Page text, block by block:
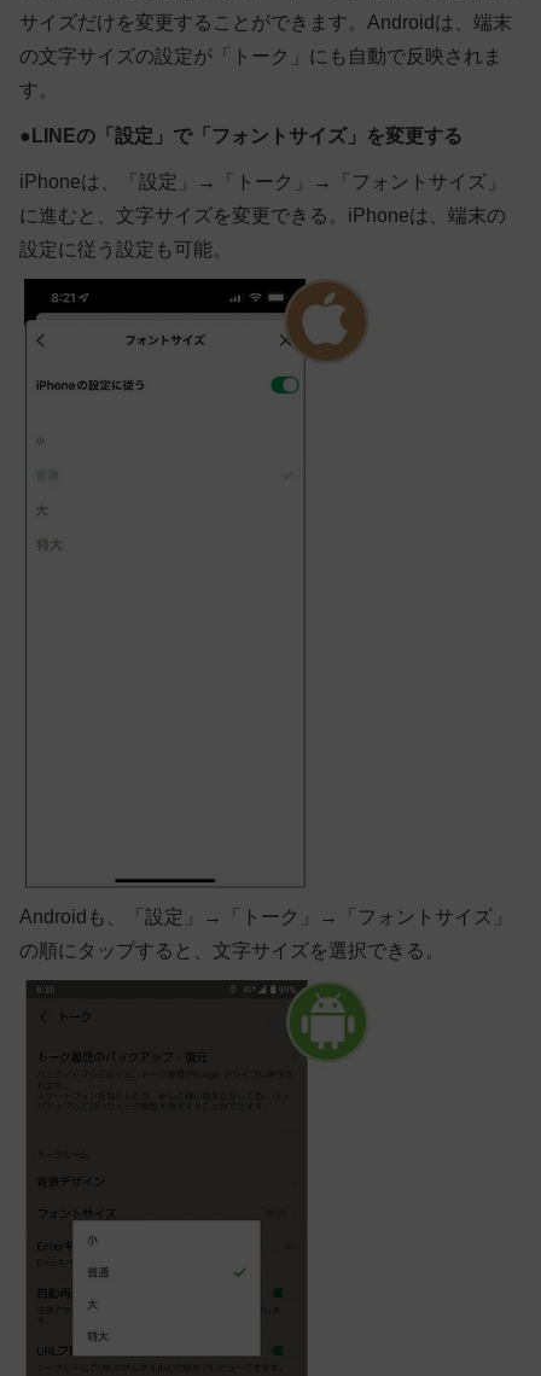
サイズだけを変更することができます。Androidは、端末
の文字サイズの設定が「トーク」にも自動で反映されま
す。
● LINEの「設定」で「フォントサイズ」を変更する
iPhoneは、「設定」→「トーク」→「フォントサイズ」
に進むと、文字サイズを変更できる。iPhoneは、端末の
設定に従う設定も可能。
Android も、「設定」→「トーク」→「フォントサイズ」
の順にタップすると、文字サイズを選択できる。